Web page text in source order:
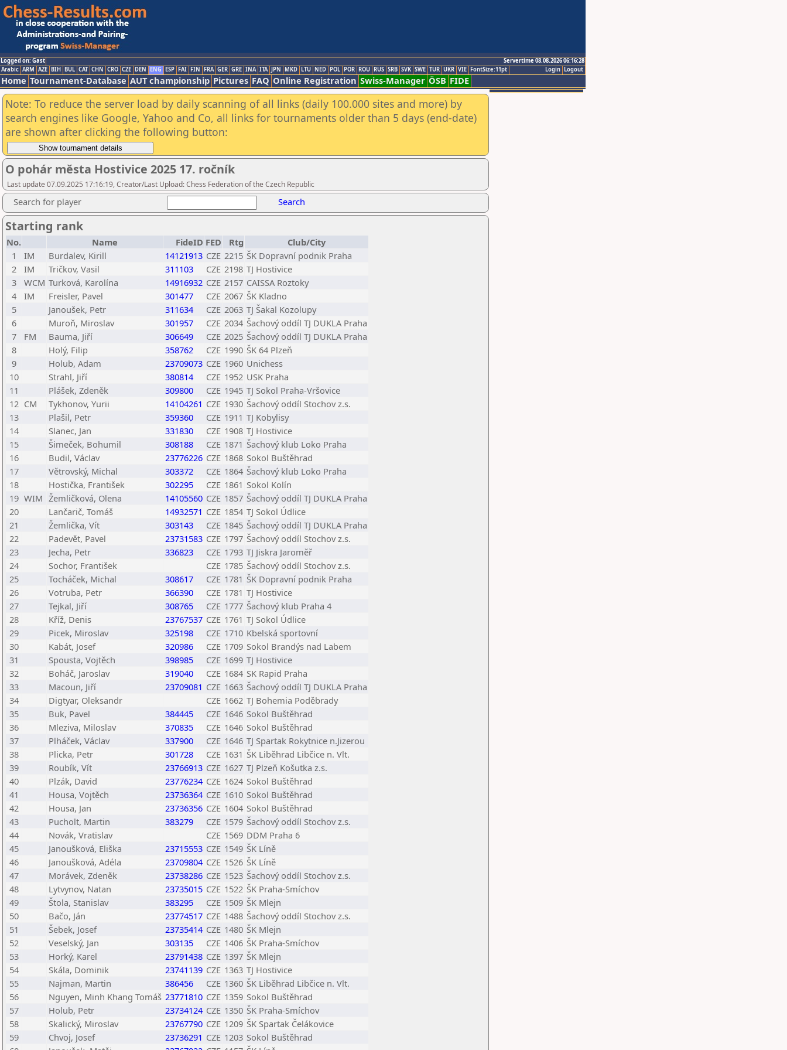
Logged on: Gast
Servertime 08.08.2026 06:16:28
Logout
Login
Arabic ARM AZE BIH BUL CAT CHN CRO CZE DEN ENG ESP FAI FIN FRA GER GRE INA ITA JPN MKD LTU NED POL POR ROU RUS SRB SVK SWE TUR UKR VIE FontSize:11pt
Home Tournament-Database AUT championship Pictures FAQ Online Registration Swiss-Manager ÖSB FIDE
Note: To reduce the server load by daily scanning of all links (daily 100.000 sites and more) by
search engines like Google, Yahoo and Co, all links for tournaments older than 5 days (end-date)
are shown after clicking the following button:
O pohár města Hostivice 2025 17. ročník
Last update 07.09.2025 17:16:19, Creator/Last Upload: Chess Federation of the Czech Republic
Search for player Search
Starting rank
No. Name FideID FED Rtg
Club/City
1
IM Burdalev, Kirill 14121913 CZE 2215 ŠK Dopravní podnik Praha
2
IM Tričkov, Vasil 311103 CZE 2198 TJ Hostivice
3
WCM Turková, Karolína 14916932 CZE 2157 CAISSA Roztoky
4
IM Freisler, Pavel 301477 CZE 2067 ŠK Kladno
5
Janoušek, Petr 311634 CZE 2063 TJ Šakal Kozolupy
6
Muroň, Miroslav 301957 CZE 2034 Šachový oddíl TJ DUKLA Praha
7
FM Bauma, Jiří 306649 CZE 2025 Šachový oddíl TJ DUKLA Praha
8
Holý, Filip 358762 CZE 1990 ŠK 64 Plzeň
9
Holub, Adam 23709073 CZE 1960 Unichess
10
Strahl, Jiří 380814 CZE 1952 USK Praha
11
Plášek, Zdeněk 309800 CZE 1945 TJ Sokol Praha-Vršovice
12 CM Tykhonov, Yurii 14104261 CZE 1930 Šachový oddíl Stochov z.s.
13
Plašil, Petr 359360 CZE 1911 TJ Kobylisy
14
Slanec, Jan 331830 CZE 1908 TJ Hostivice
15
Šimeček, Bohumil 308188 CZE 1871 Šachový klub Loko Praha
16
Budil, Václav 23776226 CZE 1868 Sokol Buštěhrad
17
Větrovský, Michal 303372 CZE 1864 Šachový klub Loko Praha
18
Hostička, František 302295 CZE 1861 Sokol Kolín
19 WIM Žemličková, Olena 14105560 CZE 1857 Šachový oddíl TJ DUKLA Praha
20
Lančarič, Tomáš 14932571 CZE 1854 TJ Sokol Údlice
21
Žemlička, Vít 303143 CZE 1845 Šachový oddíl TJ DUKLA Praha
22
Padevět, Pavel 23731583 CZE 1797 Šachový oddíl Stochov z.s.
23
Jecha, Petr 336823 CZE 1793 TJ Jiskra Jaroměř
24
Sochor, František CZE 1785 Šachový oddíl Stochov z.s.
25
Tocháček, Michal 308617 CZE 1781 ŠK Dopravní podnik Praha
26
Votruba, Petr 366390 CZE 1781 TJ Hostivice
27
Tejkal, Jiří 308765 CZE 1777 Šachový klub Praha 4
28
Kříž, Denis 23767537 CZE 1761 TJ Sokol Údlice
29
Picek, Miroslav 325198 CZE 1710 Kbelská sportovní
30
Kabát, Josef 320986 CZE 1709 Sokol Brandýs nad Labem
31
Spousta, Vojtěch 398985 CZE 1699 TJ Hostivice
32
Boháč, Jaroslav 319040 CZE 1684 SK Rapid Praha
33
Macoun, Jiří 23709081 CZE 1663 Šachový oddíl TJ DUKLA Praha
34
Digtyar, Oleksandr CZE 1662 TJ Bohemia Poděbrady
35
Buk, Pavel 384445 CZE 1646 Sokol Buštěhrad
36
Mleziva, Miloslav 370835 CZE 1646 Sokol Buštěhrad
37
Plháček, Václav 337900 CZE 1646 TJ Spartak Rokytnice n.Jizerou
38
Plicka, Petr 301728 CZE 1631 ŠK Liběhrad Libčice n. Vlt.
39
Roubík, Vít 23766913 CZE 1627 TJ Plzeň Košutka z.s.
40
Plzák, David 23776234 CZE 1624 Sokol Buštěhrad
41
Housa, Vojtěch 23736364 CZE 1610 Sokol Buštěhrad
42
Housa, Jan 23736356 CZE 1604 Sokol Buštěhrad
43
Pucholt, Martin 383279 CZE 1579 Šachový oddíl Stochov z.s.
44
Novák, Vratislav CZE 1569 DDM Praha 6
45
Janoušková, Eliška 23715553 CZE 1549 ŠK Líně
46
Janoušková, Adéla 23709804 CZE 1526 ŠK Líně
47
Morávek, Zdeněk 23738286 CZE 1523 Šachový oddíl Stochov z.s.
48
Lytvynov, Natan 23735015 CZE 1522 ŠK Praha-Smíchov
49
Štola, Stanislav 383295 CZE 1509 ŠK Mlejn
50
Bačo, Ján 23774517 CZE 1488 Šachový oddíl Stochov z.s.
51
Šebek, Josef 23735414 CZE 1480 ŠK Mlejn
52
Veselský, Jan 303135 CZE 1406 ŠK Praha-Smíchov
53
Horký, Karel 23791438 CZE 1397 ŠK Mlejn
54
Skála, Dominik 23741139 CZE 1363 TJ Hostivice
55
Najman, Martin 386456 CZE 1360 ŠK Liběhrad Libčice n. Vlt.
56
Nguyen, Minh Khang Tomáš 23771810 CZE 1359 Sokol Buštěhrad
57
Holub, Petr 23734124 CZE 1350 ŠK Praha-Smíchov
58
Skalický, Miroslav 23767790 CZE 1209 ŠK Spartak Čelákovice
59
Chvoj, Josef 23736291 CZE 1203 Sokol Buštěhrad